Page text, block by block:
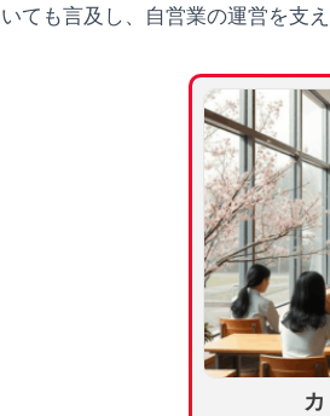
いても言及し、自営業の運営を支